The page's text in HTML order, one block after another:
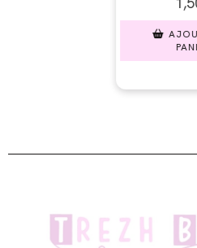
1,50